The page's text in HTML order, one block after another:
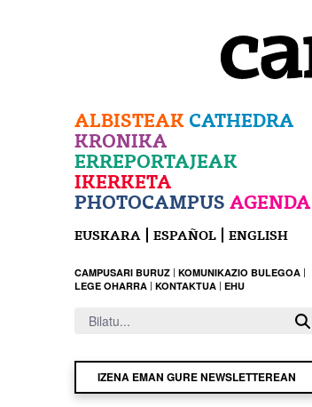
ALBISTEAK CATHEDRA
KRONIKA
ERREPORTAJEAK
IKERKETA
PHOTOCAMPUS AGENDA
EUSKARA ESPAÑOL ENGLISH
CAMPUSARI BURUZ KOMUNIKAZIO BULEGOA
LEGE OHARRA KONTAKTUA EHU
IZENA EMAN GURE NEWSLETTEREAN